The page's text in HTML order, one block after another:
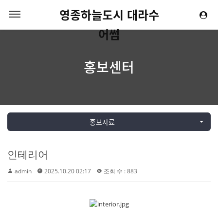
영종하늘도시 대라수
어썸
홍보센터
홍보자료
인테리어
admin 2025.10.20 02:17 조회 수 : 883